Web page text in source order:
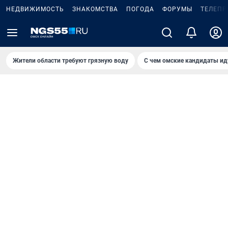
НЕДВИЖИМОСТЬ ЗНАКОМСТВА ПОГОДА ФОРУМЫ
Жители области требуют грязную воду С чем омские кандидаты